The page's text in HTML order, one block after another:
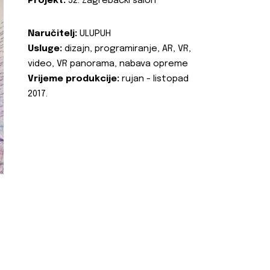
Naručitelj: ULUPUH
Usluge: dizajn, programiranje, AR, VR,
video, VR panorama, nabava opreme
Vrijeme produkcije: rujan - listopad
2017.